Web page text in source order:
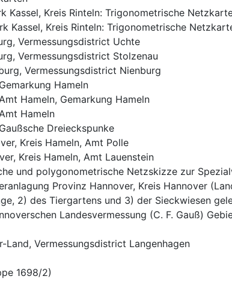
Kassel, Kreis Rinteln: Trigonometrische
Kassel, Kreis Rinteln: Trigonometrische
Vermessungsdistrict Uchte
Vermessungsdistrict Stolzenau
Vermessungsdistrict Nienburg
Hameln
Hameln, Gemarkung Hameln
Hameln
Dreieckspunke
Kreis Hameln, Amt Polle
Kreis Hameln, Amt Lauenstein
und polygonometrische Netzskizze zur
Provinz Hannover, Kreis Hannover
2) des Tiergartens und 3) der Sieckwiesen
Landesvermessung (C. F. Gauß)
Land, Vermessungsdistrict Langenhagen
1698/2)